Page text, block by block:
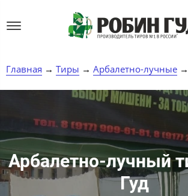
Главная → Тиры → Арбалетно-лучные
Арбалетно-лучный
Гуд